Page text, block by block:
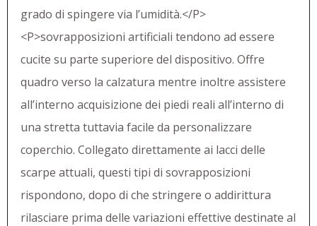
grado di spingere via l’umidità.</P>
<P>sovrapposizioni artificiali tendono ad essere
cucite su parte superiore del dispositivo. Offre
quadro verso la calzatura mentre inoltre assistere
all’interno acquisizione dei piedi reali all’interno di
una stretta tuttavia facile da personalizzare
coperchio. Collegato direttamente ai lacci delle
scarpe attuali, questi tipi di sovrapposizioni
rispondono, dopo di che stringere o addirittura
rilasciare prima delle variazioni effettive destinate al